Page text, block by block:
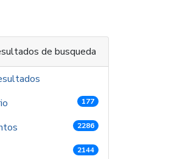
de busqueda
177
2286
2144